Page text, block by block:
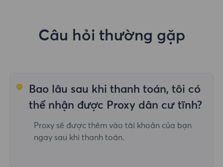
Câu hỏi thường gặp
Bao lâu sau khi thanh toán, tôi có
thể nhận được Proxy dân cư tĩnh?
Proxy sẽ được thêm vào tài khoản của bạn
ngay sau khi thanh toán.